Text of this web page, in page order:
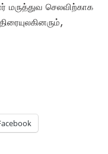
மருத்துவ செலவிற்காக